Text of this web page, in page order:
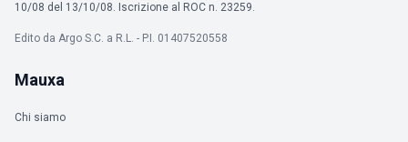
10/08 del 13/10/08. Iscrizione al ROC n. 23259.
Edito da Argo S.C. a R.L. - P.I. 01407520558
Mauxa
Chi siamo